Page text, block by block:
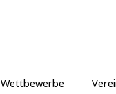
Wettbewerbe